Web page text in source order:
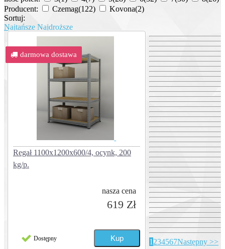
Producent:
Czemag(122) Kovona(2)
Sortuj:
Najtańsze Najdroższe
Regał 1100x1200x600/4, ocynk, 200
kg/p.
nasza cena
619 Zł
Dostępny
darmowa dostawa
1 234567Następny >>